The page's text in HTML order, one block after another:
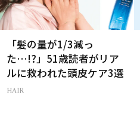
「髪の量が1/3減っ
た…!?」51歳読者がリア
ルに救われた頭皮ケア3選
HAIR